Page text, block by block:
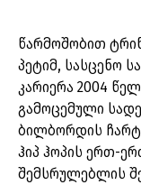
წარმოშობით
პეტიმ, სასცენო
კარიერა 2004
გამოცემული
ბილბორდის
ჰიპ ჰოპის ერთ-
შემსრულებლის